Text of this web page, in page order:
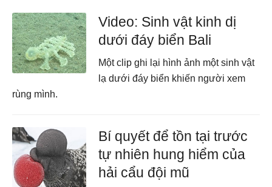
Video: Sinh vật kinh dị
dưới đáy biển Bali
Một clip ghi lại hình ảnh một sinh vật
lạ dưới đáy biển khiến người xem
rùng mình.
Bí quyết để tồn tại trước
tự nhiên hung hiểm của
hải cẩu đội mũ